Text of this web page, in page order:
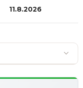
11.8.2026